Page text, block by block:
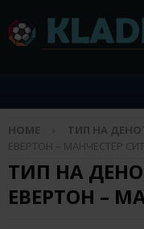
HOME ТИП НА
ЕВЕРТОН – МАНЧЕСТЕР
ТИП НА
ЕВЕРТОН –